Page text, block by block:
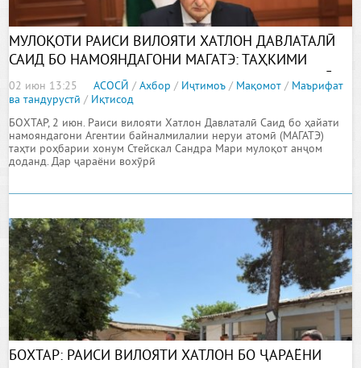
МУЛОҚОТИ РАИСИ ВИЛОЯТИ ХАТЛОН ДАВЛАТАЛӢ
САИД БО НАМОЯНДАГОНИ МАГАТЭ: ТАҲКИМИ
ҲАМКОРИҲО БАРОИ РУШДИ СОҲАИ ТАНДУРУСТӢ
02 июн 13:25 АСОСӢ /Ахбор / Иҷтимоъ / Мақомот / Маърифат
ва тандурустӣ / Иқтисод
БОХТАР, 2 июн. Раиси вилояти Хатлон Давлаталӣ Саид бо ҳайати
намояндагони Агентии байналмилалии неруи атомӣ (МАГАТЭ)
таҳти роҳбарии хонум Стейскал Сандра Мари мулоқот анҷом
доданд. Дар ҷараёни вохӯрӣ
БОХТАР: РАИСИ ВИЛОЯТИ ХАТЛОН БО ҶАРАЁНИ